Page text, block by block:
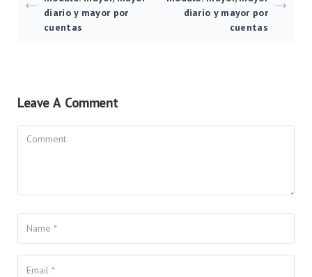
diario y mayor por
cuentas
diario y mayor por
cuentas
Leave A Comment
Comment
Name
Your Email